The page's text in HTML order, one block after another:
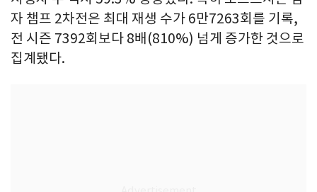
자 챔프 2차전은 최대 재생 수가 6만7263회를 기록,
전 시즌 7392회보다 8배(810%) 넘게 증가한 것으로
집계됐다.